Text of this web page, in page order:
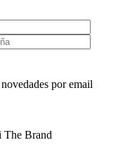
por email